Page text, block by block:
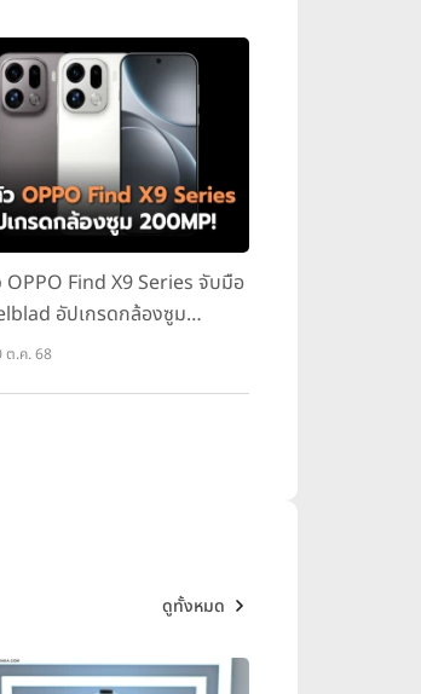
OPPO Find X9 Series จับมือ
อัปเกรดกล้องซูม
ต.ค. 68
ดูทั้งหมด